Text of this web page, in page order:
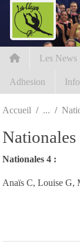
Les News
Adhesion
Accueil
Nationales
Nationales 4 :
Anaïs C, Louise G,
Panneau de gestion